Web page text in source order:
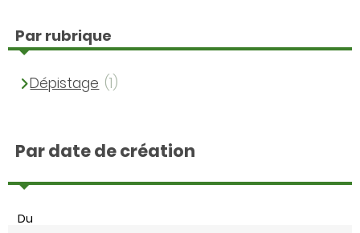
Par rubrique
Dépistage (1)
Par date de création
Du